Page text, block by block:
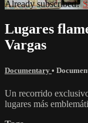
Already subscribed?
Lugares
Vargas
Documentary •
Un recorrido
lugares más